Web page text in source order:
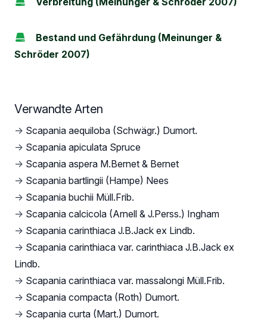
Bestand und Gefährdung (Meinunger &
Schröder 2007)
Verwandte Arten
→ Scapania aequiloba (Schwägr.) Dumort.
→ Scapania apiculata Spruce
→ Scapania aspera M.Bernet & Bernet
→ Scapania bartlingii (Hampe) Nees
→ Scapania buchii Müll.Frib.
→ Scapania calcicola (Arnell & J.Perss.) Ingham
→ Scapania carinthiaca J.B.Jack ex Lindb.
→ Scapania carinthiaca var. carinthiaca J.B.Jack ex
Lindb.
→ Scapania carinthiaca var. massalongi Müll.Frib.
→ Scapania compacta (Roth) Dumort.
→ Scapania curta (Mart.) Dumort.